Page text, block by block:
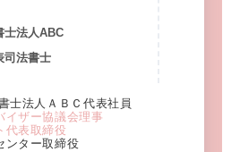
士法人ABC
司法書士
士法人ＡＢＣ代表社員
イザー協議会理事
代表取締役
ンター取締役